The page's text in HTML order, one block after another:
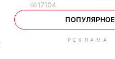
17104
ПОПУЛЯРНОЕ
РЕКЛАМА